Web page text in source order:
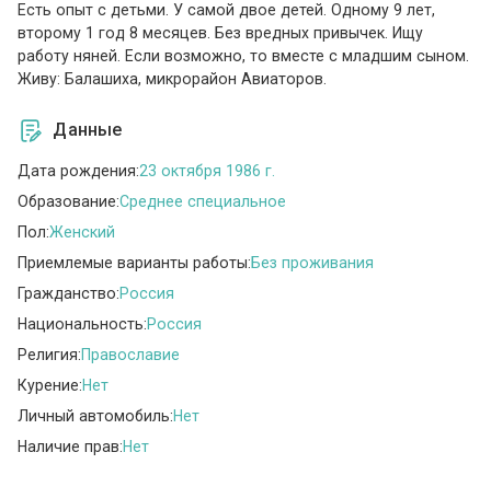
Есть опыт с детьми. У самой двое детей. Одному 9 лет,
второму 1 год 8 месяцев. Без вредных привычек. Ищу
работу няней. Если возможно, то вместе с младшим сыном.
Живу: Балашиха, микрорайон Авиаторов.
Данные
Дата рождения:23 октября 1986 г.
Образование:Среднее специальное
Пол:Женский
Приемлемые варианты работы:Без проживания
Гражданство:Россия
Национальность:Россия
Религия:Православие
Курение:Нет
Личный автомобиль:Нет
Наличие прав:Нет